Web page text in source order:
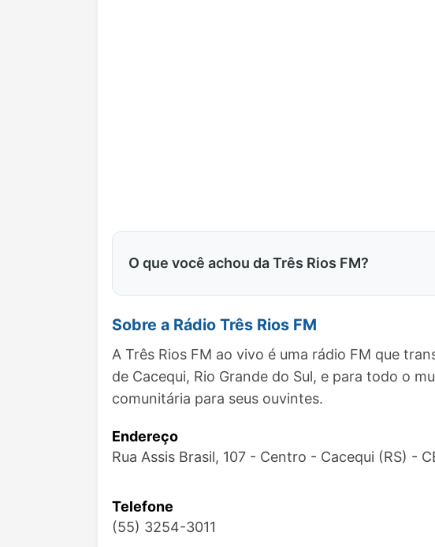
O que você achou da Três Rios FM?
Sobre a Rádio Três Rios FM
A Três Rios FM ao vivo é uma rádio FM que
de Cacequi, Rio Grande do Sul, e para todo o
comunitária para seus ouvintes.
Endereço
Rua Assis Brasil, 107 - Centro - Cacequi (RS) -
Telefone
(55) 3254-3011